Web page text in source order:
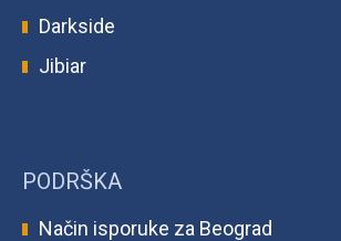
Darkside
Jibiar
PODRŠKA
Način isporuke za Beograd